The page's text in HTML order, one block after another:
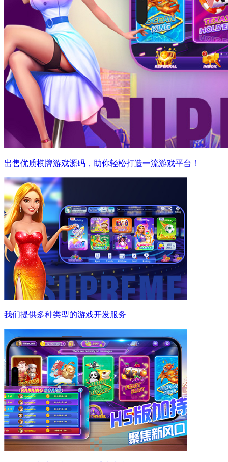
出售优质棋牌游戏源码，助你轻松打造一流游戏平台！
我们提供多种类型的游戏开发服务